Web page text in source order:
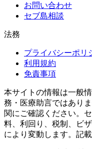
お問い合わせ
セブ島相談
法務
プライバシーポリ
利用規約
免責事項
本サイトの情報は一般
務・医療助言ではあり
関にご確認ください。
料、利回り、税制、ビ
により変動します。記